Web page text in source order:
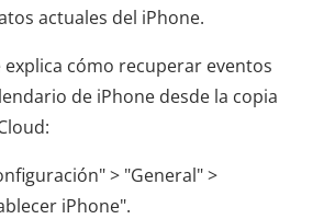
actuales del iPhone.
cómo recuperar eventos
de iPhone desde la copia
> "General" >
iPhone".